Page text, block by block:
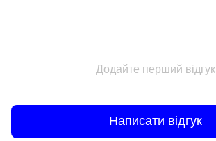
Додайте перший відгук
Написати відгук